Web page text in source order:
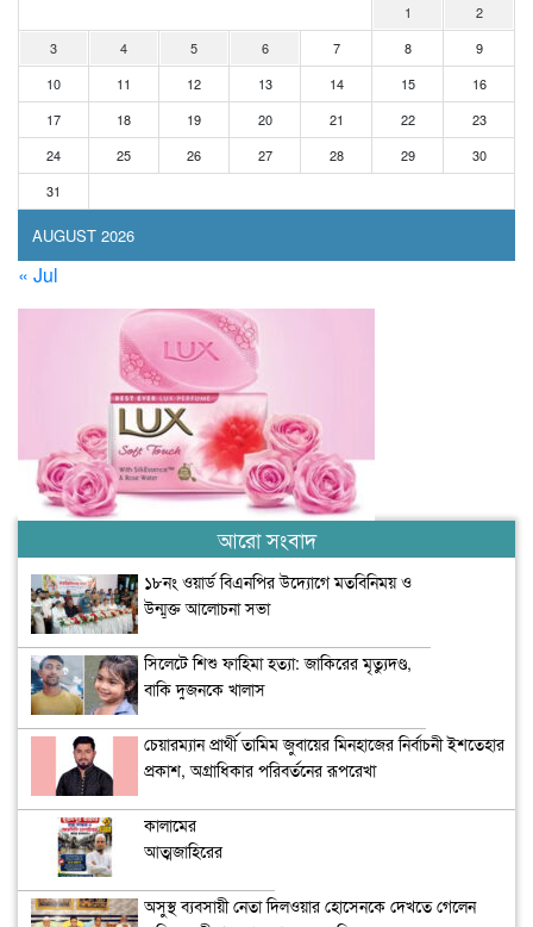
AUGUST 2026
1
2
3
4 5 6 7 8
9
10
11 12 13 14 15
16
17
18 19 20 21 22
23
24
25 26 27 28 29
30
31
« Jul
আরো সংবাদ
১৮নং ওয়ার্ড বিএনপির উদ্যোগে মতবিনিময় ও
উন্মুক্ত আলোচনা সভা
সিলেটে শিশু ফাহিমা হত্যা: জাকিরের মৃত্যুদণ্ড,
বাকি দুজনকে খালাস
চেয়ারম্যান প্রার্থী তামিম জুবায়ের মিনহাজের নির্বাচনী ইশতেহার
প্রকাশ, অগ্রাধিকার পরিবর্তনের রূপরেখা
কালামের
আত্মজাহিরের
অসুস্থ ব্যবসায়ী নেতা দিলওয়ার হোসেনকে দেখতে গেলেন